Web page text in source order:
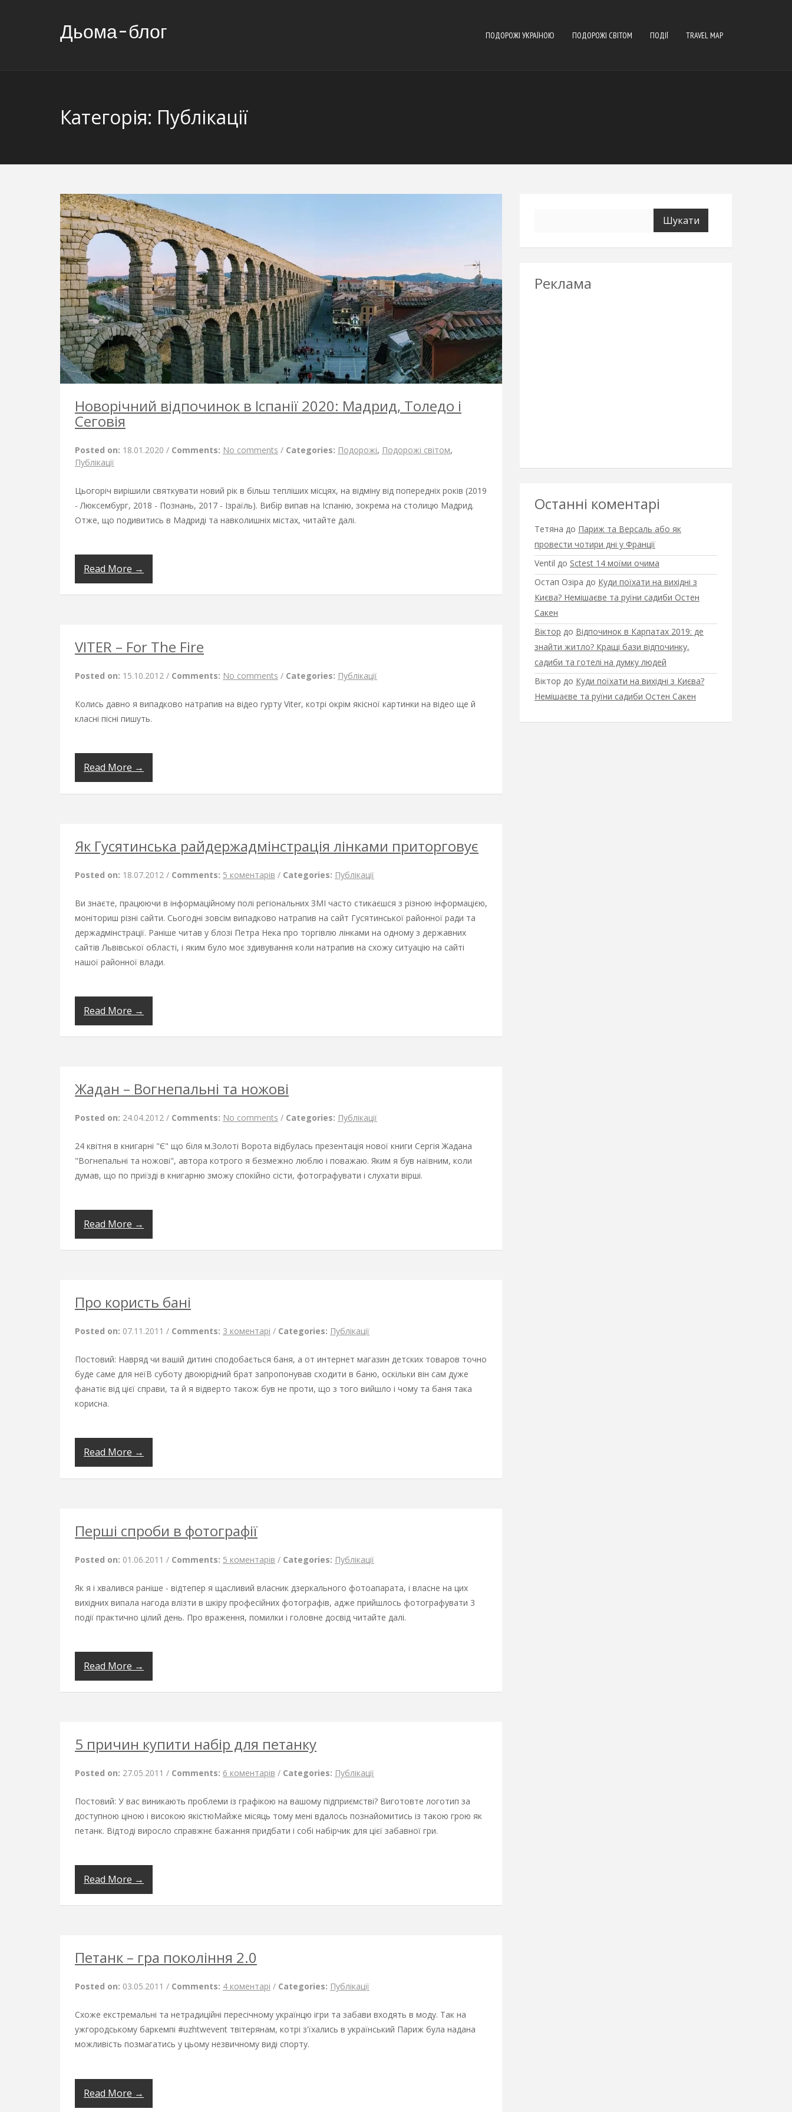
Дьома-блог ПОДОРОЖІ УКРАЇНОЮ ПОДОРОЖІ СВІТОМ ПОДІЇ TRAVEL MAP
Категорія: Публікації
Новорічний відпочинок в Іспанії 2020: Мадрид, Толедо і
Сеговія
Posted on: 18.01.2020 / Comments: No comments / Categories: Подорожі, Подорожі світом,
Публікації
Цьогоріч вирішили святкувати новий рік в більш тепліших місцях, на відміну від попередніх років (2019
- Люксембург, 2018 - Познань, 2017 - Ізраїль). Вибір випав на Іспанію, зокрема на столицю Мадрид.
Отже, що подивитись в Мадриді та навколишніх містах, читайте далі.
Read More →
VITER – For The Fire
Posted on: 15.10.2012 / Comments: No comments / Categories: Публікації
Колись давно я випадково натрапив на відео гурту Viter, котрі окрім якісної картинки на відео ще й
класні пісні пишуть.
Read More →
Як Гусятинська райдержадмінстрація лінками приторговує
Posted on: 18.07.2012 / Comments: 5 коментарів / Categories: Публікації
Ви знаєте, працюючи в інформаційному полі регіональних ЗМІ часто стикаєшся з різною інформацією,
моніториш різні сайти. Сьогодні зовсім випадково натрапив на сайт Гусятинської районної ради та
держадмінстрації. Раніше читав у блозі Петра Нека про торгівлю лінками на одному з державних
сайтів Львівської області, і яким було моє здивування коли натрапив на схожу ситуацію на сайті
нашої районної влади.
Read More →
Жадан – Вогнепальні та ножові
Posted on: 24.04.2012 / Comments: No comments / Categories: Публікації
24 квітня в книгарні "Є" що біля м.Золоті Ворота відбулась презентація нової книги Сергія Жадана
"Вогнепальні та ножові", автора котрого я безмежно люблю і поважаю. Яким я був наївним, коли
думав, що по приїзді в книгарню зможу спокійно сісти, фотографувати і слухати вірші.
Read More →
Про користь бані
Posted on: 07.11.2011 / Comments: 3 коментарі / Categories: Публікації
Постовий: Навряд чи вашій дитині сподобається баня, а от интернет магазин детских товаров точно
буде саме для неїВ суботу двоюрідний брат запропонував сходити в баню, оскільки він сам дуже
фанатіє від цієї справи, та й я відверто також був не проти, що з того вийшло і чому та баня така
корисна.
Read More →
Перші спроби в фотографії
Posted on: 01.06.2011 / Comments: 5 коментарів / Categories: Публікації
Як я і хвалився раніше - відтепер я щасливий власник дзеркального фотоапарата, і власне на цих
вихідних випала нагода влізти в шкіру професійних фотографів, адже прийшлось фотографувати 3
події практично цілий день. Про враження, помилки і головне досвід читайте далі.
Read More →
5 причин купити набір для петанку
Posted on: 27.05.2011 / Comments: 6 коментарів / Categories: Публікації
Постовий: У вас виникають проблеми із графікою на вашому підприємстві? Виготовте логотип за
доступною ціною і високою якістюМайже місяць тому мені вдалось познайомитись із такою грою як
петанк. Відтоді виросло справжнє бажання придбати і собі набірчик для цієї забавної гри.
Read More →
Петанк – гра покоління 2.0
Posted on: 03.05.2011 / Comments: 4 коментарі / Categories: Публікації
Схоже екстремальні та нетрадиційні пересічному українцю ігри та забави входять в моду. Так на
ужгородському баркемпі #uzhtwevent твітерянам, котрі з'їхались в український Париж була надана
можливість позмагатись у цьому незвичному виді спорту.
Read More →
Реклама
Останні коментарі
Тетяна до Париж та Версаль або як
провести чотири дні у Франції
Ventil до Sctest 14 моїми очима
Остап Озіра до Куди поїхати на вихідні з
Києва? Немішаєве та руїни садиби Остен
Сакен
Віктор до Відпочинок в Карпатах 2019: де
знайти житло? Кращі бази відпочинку,
садиби та готелі на думку людей
Віктор до Куди поїхати на вихідні з Києва?
Немішаєве та руїни садиби Остен Сакен